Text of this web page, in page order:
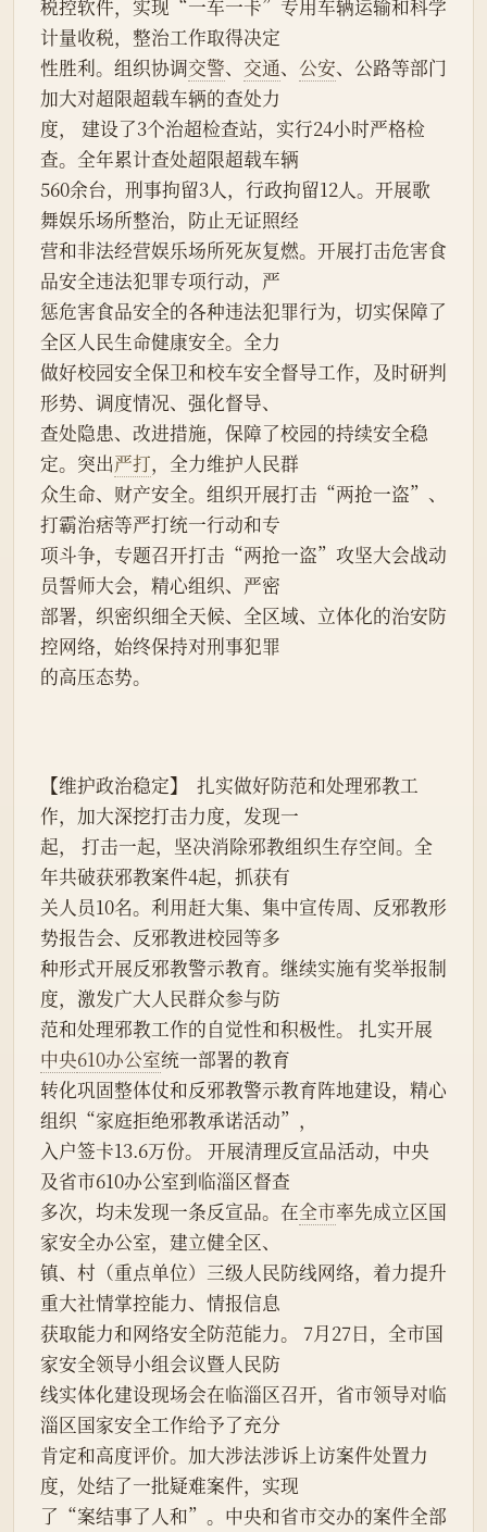
税控软件，实现“一车一卡”专用车辆运输和科学
计量收税，整治工作取得决定
性胜利。组织协调交警、 交通、 公安、公路等部门
加大对超限超载车辆的查处力
度， 建设了3个治超检查站，实行24小时严格检
查。全年累计查处超限超载车辆
560余台，刑事拘留3人，行政拘留12人。开展歌
舞娱乐场所整治，防止无证照经
营和非法经营娱乐场所死灰复燃。开展打击危害食
品安全违法犯罪专项行动，严
惩危害食品安全的各种违法犯罪行为，切实保障了
全区人民生命健康安全。全力
做好校园安全保卫和校车安全督导工作，及时研判
形势、调度情况、强化督导、
查处隐患、改进措施，保障了校园的持续安全稳
定。突出严打，全力维护人民群
众生命、财产安全。组织开展打击“两抢一盗”、
打霸治痞等严打统一行动和专
项斗争，专题召开打击“两抢一盗”攻坚大会战动
员誓师大会，精心组织、严密
部署，织密织细全天候、全区域、立体化的治安防
控网络，始终保持对刑事犯罪
的高压态势。
【维护政治稳定】  扎实做好防范和处理邪教工
作，加大深挖打击力度，发现一
起， 打击一起，坚决消除邪教组织生存空间。全
年共破获邪教案件4起，抓获有
关人员10名。利用赶大集、集中宣传周、反邪教形
势报告会、反邪教进校园等多
种形式开展反邪教警示教育。继续实施有奖举报制
度，激发广大人民群众参与防
范和处理邪教工作的自觉性和积极性。 扎实开展
中央610办公室统一部署的教育
转化巩固整体仗和反邪教警示教育阵地建设，精心
组织“家庭拒绝邪教承诺活动”，
入户签卡13.6万份。 开展清理反宣品活动，中央
及省市610办公室到临淄区督查
多次，均未发现一条反宣品。在全市率先成立区国
家安全办公室，建立健全区、
镇、村（重点单位）三级人民防线网络，着力提升
重大社情掌控能力、情报信息
获取能力和网络安全防范能力。 7月27日，全市国
家安全领导小组会议暨人民防
线实体化建设现场会在临淄区召开，省市领导对临
淄区国家安全工作给予了充分
肯定和高度评价。加大涉法涉诉上访案件处置力
度，处结了一批疑难案件，实现
了“案结事了人和”。中央和省市交办的案件全部